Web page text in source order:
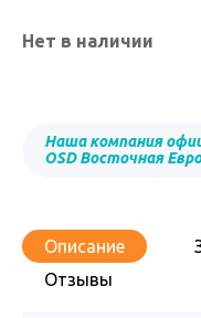
Нет в наличии
Наша компания
OSD Восточная
Описание
Отзывы